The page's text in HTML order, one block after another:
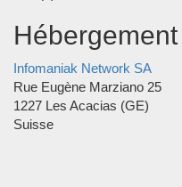
Hébergement
Infomaniak Network SA
Rue Eugène Marziano 25
1227 Les Acacias (GE)
Suisse